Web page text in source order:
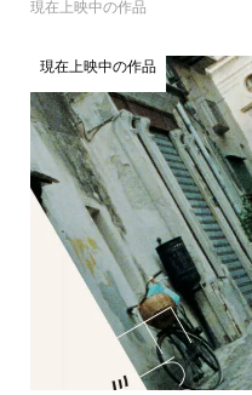
現在上映中の作品
現在上映中の作品